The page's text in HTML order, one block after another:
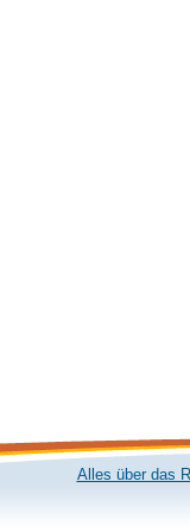
Alles über das